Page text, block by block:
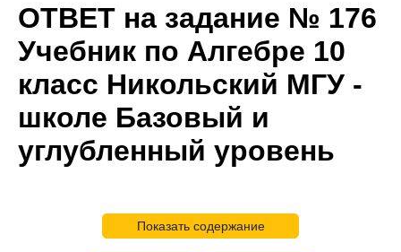
ОТВЕТ на задание № 176
Учебник по Алгебре 10
класс Никольский МГУ -
школе Базовый и
углубленный уровень
Показать содержание